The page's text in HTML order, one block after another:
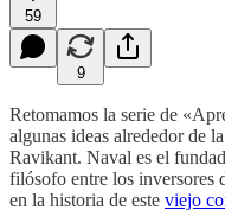
59
9
Retomamos la serie de
algunas ideas alrededor de
Ravikant. Naval es el
filósofo entre los inversores
en la historia de este viejo